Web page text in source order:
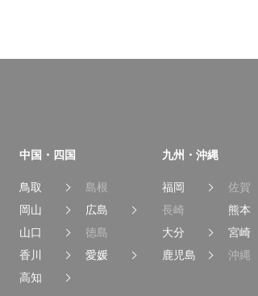
中国・四国
鳥取
島根
岡山
広島
山口
徳島
香川
愛媛
高知
九州・沖縄
福岡
佐賀
長崎
熊本
大分
宮崎
鹿児島
沖縄